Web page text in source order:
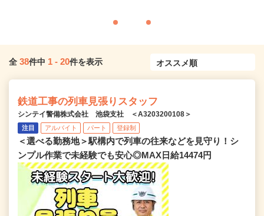
全 38件中 1 - 20件を表示
鉄道工事の列車見張りスタッフ
シンテイ警備株式会社 池袋支社 ＜A3203200108＞
注目 アルバイト パート 登録制
＜選べる勤務地＞駅構内で列車の往来などを見守り！シ
ンプル作業で未経験でも安心◎MAX日給14474円